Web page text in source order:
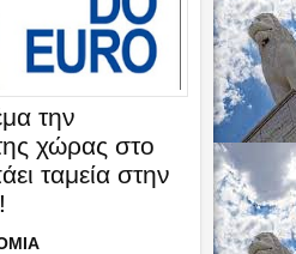
την
χώρας στο
ταμεία στην